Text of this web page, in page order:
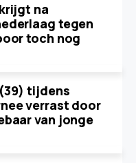
na
tegen
toch nog
tijdens
verrast door
van jonge